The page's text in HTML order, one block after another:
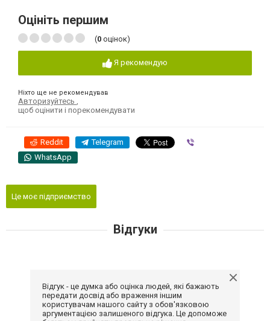
Оцініть першим
(0 оцінок)
Я рекомендую
Ніхто ще не рекомендував
Авторизуйтесь
щоб оцінити і порекомендувати
Reddit Telegram
WhatsApp
Це моє підприємство
Відгуки
Відгук - це думка або оцінка людей, які бажають
передати досвід або враження іншим
користувачам нашого сайту з обов'язковою
аргументацією залишеного відгука. Це допоможе